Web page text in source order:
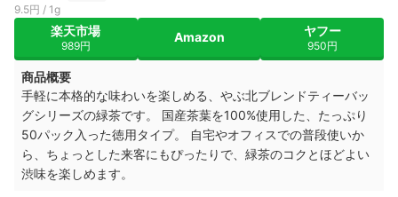
9.5円 / 1g
楽天市場
989円
Amazon ヤフー
950円
商品概要
手軽に本格的な味わいを楽しめる、やぶ北ブレンドティーバッ
グシリーズの緑茶です。 国産茶葉を100%使用した、たっぷり
50パック入った徳用タイプ。 自宅やオフィスでの普段使いか
ら、ちょっとした来客にもぴったりで、緑茶のコクとほどよい
渋味を楽しめます。